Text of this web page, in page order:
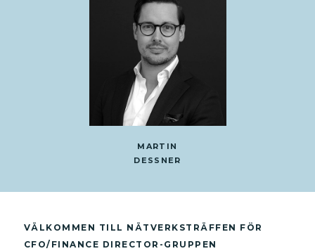
VÄLKOMMEN TILL NÄTVERKSTRÄFFEN FÖR
CFO/FINANCE DIRECTOR-GRUPPEN
MARTIN
DESSNER